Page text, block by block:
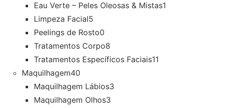
Eau Verte – Peles Oleosas & Mistas1
Limpeza Facial5
Peelings de Rosto0
Tratamentos Corpo8
Tratamentos Específicos Faciais11
Maquilhagem40
Maquilhagem Lábios3
Maquilhagem Olhos3